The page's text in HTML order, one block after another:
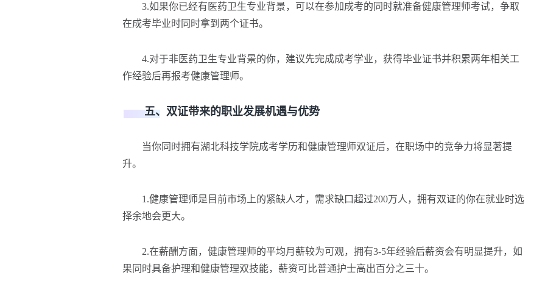
3.如果你已经有医药卫生专业背景，可以在参加成考的同时就准备健康管理师考试，争取
在成考毕业时同时拿到两个证书。
4.对于非医药卫生专业背景的你，建议先完成成考学业，获得毕业证书并积累两年相关工
作经验后再报考健康管理师。
五、双证带来的职业发展机遇与优势
当你同时拥有湖北科技学院成考学历和健康管理师双证后，在职场中的竞争力将显著提
升。
1.健康管理师是目前市场上的紧缺人才，需求缺口超过200万人，拥有双证的你在就业时选
择余地会更大。
2.在薪酬方面，健康管理师的平均月薪较为可观，拥有3-5年经验后薪资会有明显提升，如
果同时具备护理和健康管理双技能，薪资可比普通护士高出百分之三十。